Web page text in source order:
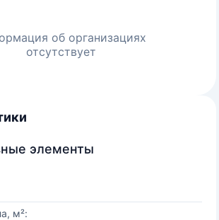
об организациях
отсутствует
элементы
м²: